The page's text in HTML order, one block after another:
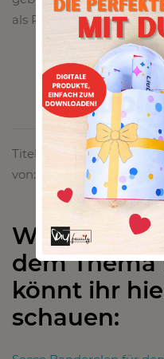
als Partydeko einen
Titelbild
von:
https://
Wenn ihr
dem
könnt ihr
schauen: